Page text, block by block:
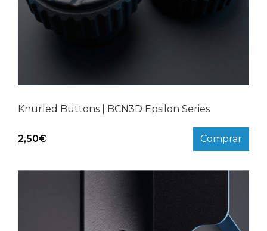
Knurled Buttons | BCN3D Epsilon Series
2,50€ Comprar